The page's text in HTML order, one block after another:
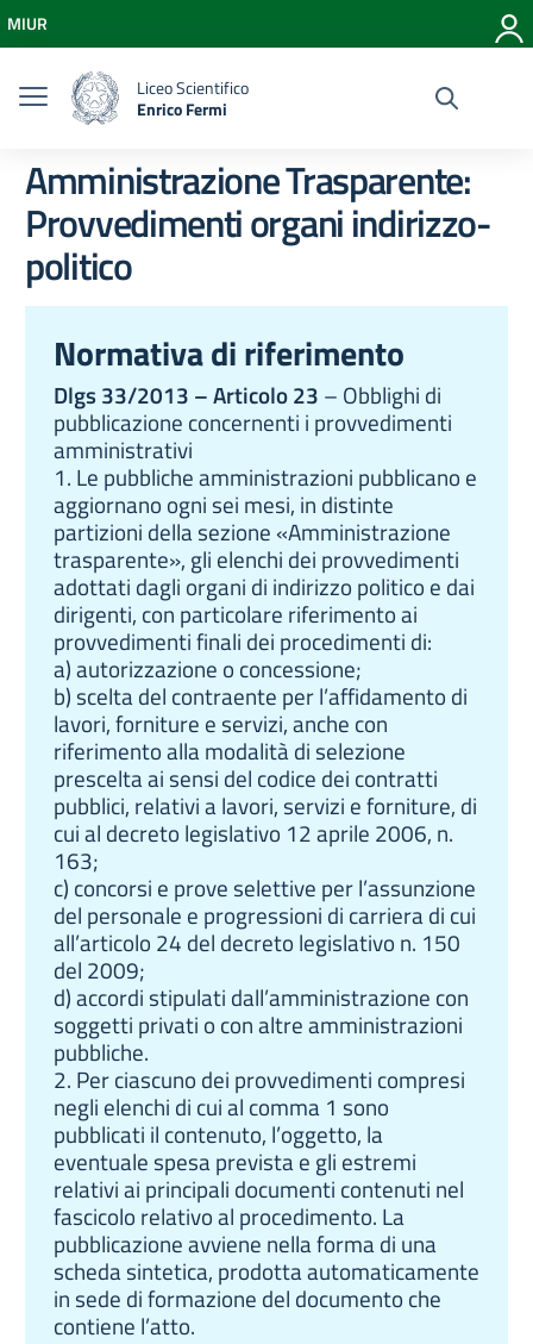
Vai al menu di navigazione
Vai al footer
MIUR
Liceo Scientifico
Enrico Fermi
Amministrazione Trasparente:
Provvedimenti organi indirizzo-
politico
Normativa di riferimento
Dlgs 33/2013 – Articolo 23 – Obblighi di
pubblicazione concernenti i provvedimenti
amministrativi
1. Le pubbliche amministrazioni pubblicano e
aggiornano ogni sei mesi, in distinte
partizioni della sezione «Amministrazione
trasparente», gli elenchi dei provvedimenti
adottati dagli organi di indirizzo politico e dai
dirigenti, con particolare riferimento ai
provvedimenti finali dei procedimenti di:
a) autorizzazione o concessione;
b) scelta del contraente per l’affidamento di
lavori, forniture e servizi, anche con
riferimento alla modalità di selezione
prescelta ai sensi del codice dei contratti
pubblici, relativi a lavori, servizi e forniture, di
cui al decreto legislativo 12 aprile 2006, n.
163;
c) concorsi e prove selettive per l’assunzione
del personale e progressioni di carriera di cui
all’articolo 24 del decreto legislativo n. 150
del 2009;
d) accordi stipulati dall’amministrazione con
soggetti privati o con altre amministrazioni
pubbliche.
2. Per ciascuno dei provvedimenti compresi
negli elenchi di cui al comma 1 sono
pubblicati il contenuto, l’oggetto, la
eventuale spesa prevista e gli estremi
relativi ai principali documenti contenuti nel
fascicolo relativo al procedimento. La
pubblicazione avviene nella forma di una
scheda sintetica, prodotta automaticamente
in sede di formazione del documento che
contiene l’atto.